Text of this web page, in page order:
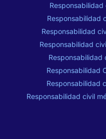
Responsabilidad
Responsabilidad
Responsabilidad
Responsabilidad
Responsabilidad
Responsabilidad
Responsabilidad civil